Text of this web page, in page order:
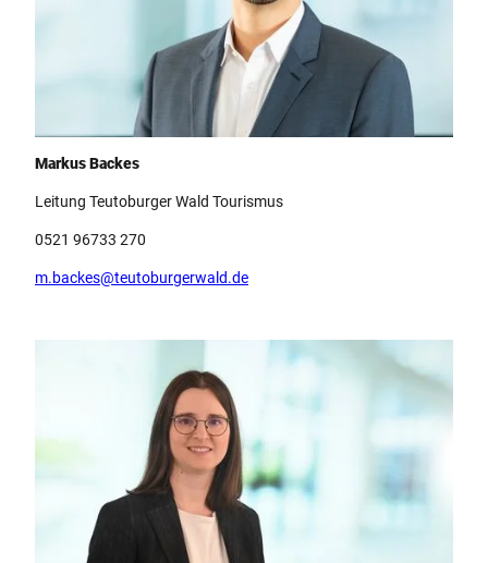
Team Teutoburger Wald Tourismus, Markus Backes
Markus Backes
Leitung Teutoburger Wald Tourismus
0521 96733 270
m.backes@teutoburgerwald.de